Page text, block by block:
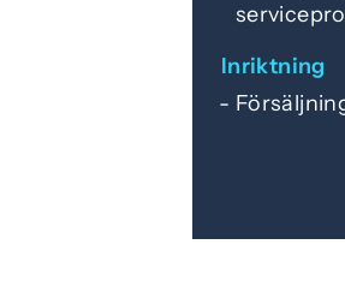
Inriktning